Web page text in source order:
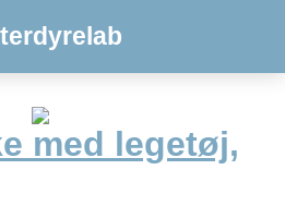
med legetøj,